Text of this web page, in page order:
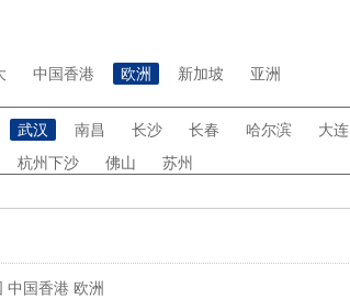
中国香港 欧洲 新加坡 亚洲
武汉 南昌 长沙 长春 哈尔滨 大连
杭州下沙 佛山 苏州
中国香港 欧洲